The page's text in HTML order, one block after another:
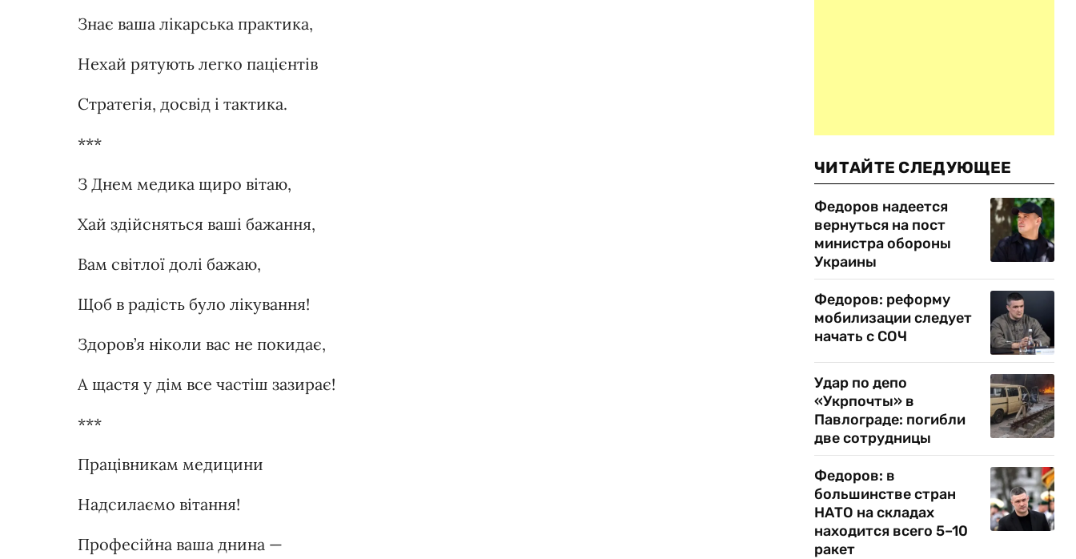
Знає ваша лікарська практика,
Нехай рятують легко пацієнтів
Стратегія, досвід і тактика.
***
З Днем медика щиро вітаю,
Хай здійсняться ваші бажання,
Вам світлої долі бажаю,
Щоб в радість було лікування!
Здоров’я ніколи вас не покидає,
А щастя у дім все частіш зазирає!
***
Працівникам медицини
Надсилаємо вітання!
Професійна ваша днина —
ЧИТАЙТЕ СЛЕДУЮЩЕЕ
Федоров надеется
вернуться на пост
министра обороны
Украины
Федоров: реформу
мобилизации следует
начать с СОЧ
Удар по депо
«Укрпочты» в
Павлограде: погибли
две сотрудницы
Федоров: в
большинстве стран
НАТО на складах
находится всего 5–10
ракет